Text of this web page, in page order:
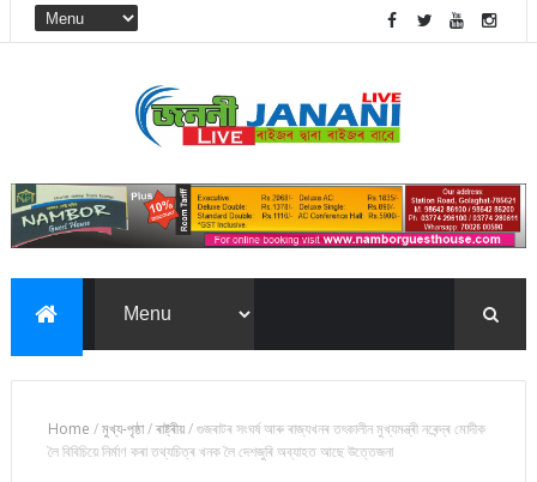
Home /মুখ্য-পৃষ্ঠা/ৰাষ্ট্ৰীয়/গুজৰাটৰ সংঘৰ্ষ আৰু ৰাজ্যখনৰ তৎকালীন মুখ্যমন্ত্ৰী নৰেন্দ্ৰ মোদীক
লৈ বিবিচিয়ে নিৰ্মাণ কৰা তথ্যচিত্ৰ খনক লৈ দেশজুৰি অব্যাহত আছে উত্তেজনা